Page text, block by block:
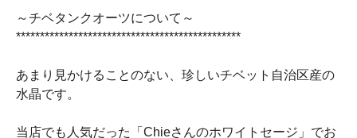
～チベタンクオーツについて～
***********************************************
あまり見かけることのない、珍しいチベット自治区産の
水晶です。
当店でも人気だった「Chieさんのホワイトセージ」でお